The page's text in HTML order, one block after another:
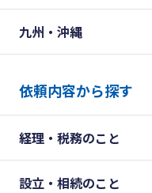
九州・沖縄
依頼内容から探す
経理・税務のこと
設立・相続のこと